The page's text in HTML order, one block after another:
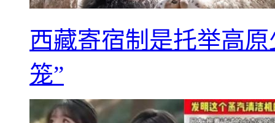
西藏寄宿制是托举高
笼”